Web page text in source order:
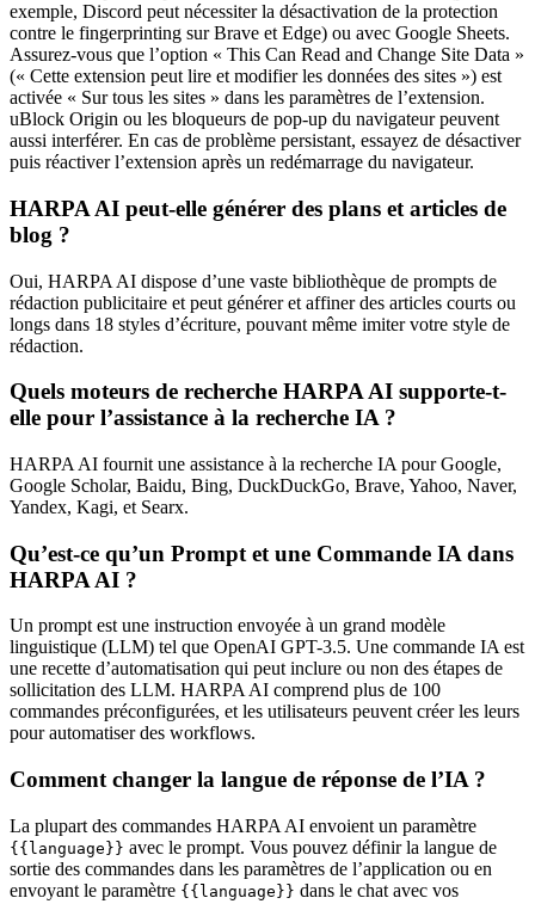
exemple, Discord peut nécessiter la désactivation de la protection
contre le fingerprinting sur Brave et Edge) ou avec Google Sheets.
Assurez-vous que l’option « This Can Read and Change Site Data »
(« Cette extension peut lire et modifier les données des sites ») est
activée « Sur tous les sites » dans les paramètres de l’extension.
uBlock Origin ou les bloqueurs de pop-up du navigateur peuvent
aussi interférer. En cas de problème persistant, essayez de désactiver
puis réactiver l’extension après un redémarrage du navigateur.
HARPA AI peut-elle générer des plans et articles de
blog ?
Oui, HARPA AI dispose d’une vaste bibliothèque de prompts de
rédaction publicitaire et peut générer et affiner des articles courts ou
longs dans 18 styles d’écriture, pouvant même imiter votre style de
rédaction.
Quels moteurs de recherche HARPA AI supporte-t-
elle pour l’assistance à la recherche IA ?
HARPA AI fournit une assistance à la recherche IA pour Google,
Google Scholar, Baidu, Bing, DuckDuckGo, Brave, Yahoo, Naver,
Yandex, Kagi, et Searx.
Qu’est-ce qu’un Prompt et une Commande IA dans
HARPA AI ?
Un prompt est une instruction envoyée à un grand modèle
linguistique (LLM) tel que OpenAI GPT-3.5. Une commande IA est
une recette d’automatisation qui peut inclure ou non des étapes de
sollicitation des LLM. HARPA AI comprend plus de 100
commandes préconfigurées, et les utilisateurs peuvent créer les leurs
pour automatiser des workflows.
Comment changer la langue de réponse de l’IA ?
La plupart des commandes HARPA AI envoient un paramètre
{{language}} avec le prompt. Vous pouvez définir la langue de
sortie des commandes dans les paramètres de l’application ou en
envoyant le paramètre {{language}} dans le chat avec vos